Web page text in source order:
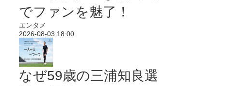
でファンを魅了！
エンタメ
2026-08-03 18:00
なぜ59歳の三浦知良選